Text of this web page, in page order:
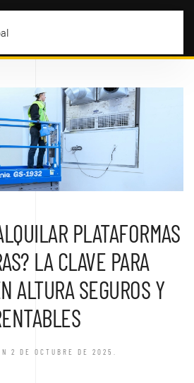
PLATAFORMAS
LA CLAVE PARA
ALTURA SEGUROS Y
2 DE OCTUBRE DE 2025